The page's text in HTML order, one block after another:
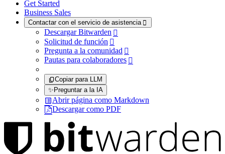
Get Started
Business Sales
Contactar con el servicio de asistencia 
Descargar Bitwarden 
Solicitud de función 
Pregunta a la comunidad 
Pautas para colaboradores 
Copiar para LLM
✨Preguntar a la IA
Abrir página como Markdown
Descargar como PDF